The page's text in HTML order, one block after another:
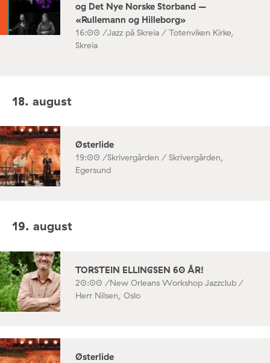
og Det Nye Norske Storband –
«Rullemann og Hilleborg»
16:00 /Jazz på Skreia / Totenviken Kirke,
Skreia
18. august
Østerlide
19:00 /Skrivergården / Skrivergården,
Egersund
19. august
TORSTEIN ELLINGSEN 60 ÅR!
20:00 /New Orleans Workshop Jazzclub /
Herr Nilsen, Oslo
Østerlide